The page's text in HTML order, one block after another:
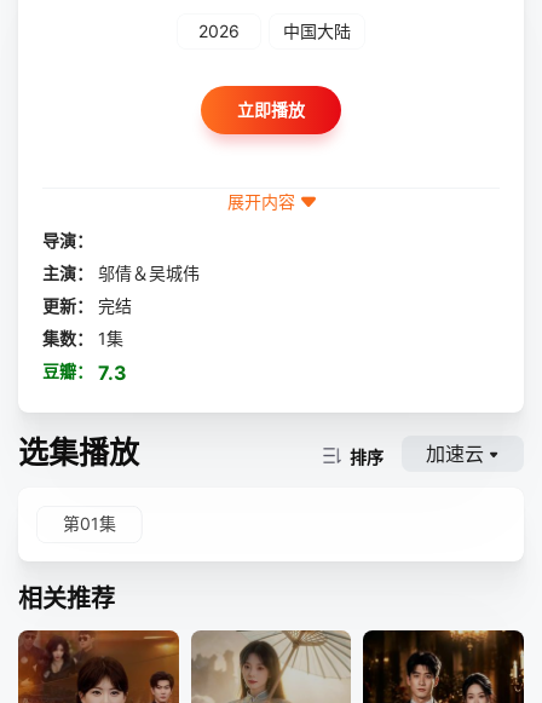
2026 中国大陆
立即播放
展开内容
导演：
主演：
邬倩＆吴城伟
更新：
完结
集数：
1集
豆瓣：
7.3
选集播放 排序 加速云
第01集
相关推荐